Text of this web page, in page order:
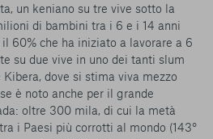
un keniano su tre vive sotto la
di bambini tra i 6 e i 14 anni
60% che ha iniziato a lavorare a 6
su due vive in uno dei tanti slum
dove si stima viva mezzo
è noto anche per il grande
oltre 300 mila, di cui la metà
i Paesi più corrotti al mondo (143°